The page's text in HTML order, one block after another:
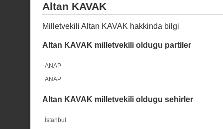
Altan KAVAK
Milletvekili Altan KAVAK hakkinda bilgi
Altan KAVAK milletvekili oldugu partiler
ANAP
ANAP
Altan KAVAK milletvekili oldugu sehirler
İstanbul